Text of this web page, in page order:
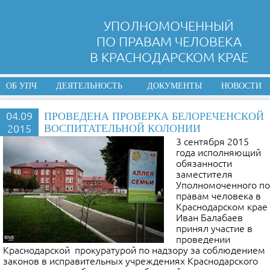
УПОЛНОМОЧЕННЫЙ
ПО ПРАВАМ ЧЕЛОВЕКА
В КРАСНОДАРСКОМ КРАЕ
ОБ УПЧ ДЕЯТЕЛЬНОСТЬ ДОКУМЕНТЫ НОВОСТИ
04.09
2015
ПРОВЕДЕНА ПРОВЕРКА БЕЛОРЕЧЕНСКОЙ
ВОСПИТАТЕЛЬНОЙ КОЛОНИИ
3 сентября 2015
года исполняющий
обязанности
заместителя
Уполномоченного по
правам человека в
Краснодарском крае
Иван Балабаев
принял участие в
проведении
Краснодарской прокуратурой по надзору за соблюдением
законов в исправительных учреждениях Краснодарского